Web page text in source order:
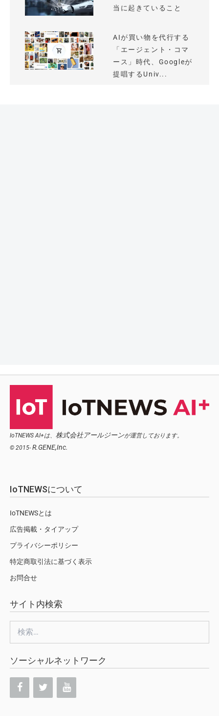
当に起きていること
AIが買い物を代行する
「エージェント・コマ
ース」時代、Googleが
提唱するUniv...
IoTNEWS AI+は、 株式会社アールジーンが運営しております。
© 2015- R.GENE,Inc.
IoTNEWSについて
IoTNEWSとは
広告掲載・タイアップ
プライバシーポリシー
特定商取引法に基づく表示
お問合せ
サイト内検索
索:
ソーシャルネットワーク